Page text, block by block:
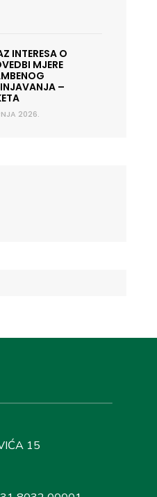
INTERESA O
MJERE
–
2026.
15